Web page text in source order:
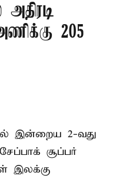
205
இன்றைய 2-வது
சூப்பர்
இலக்கு